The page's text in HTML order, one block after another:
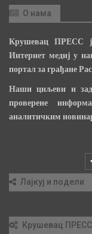
О нама
Крушевац ПРЕСС
Интернет медиј у
портал за грађане
Наши циљеви и
проверене
аналитичким
Лајкуј и подели
Крушевац ПРЕСС